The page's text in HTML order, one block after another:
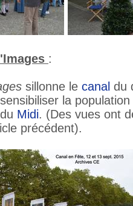
:
sillonne le canal du
la
Midi. (Des vues ont
précédent).